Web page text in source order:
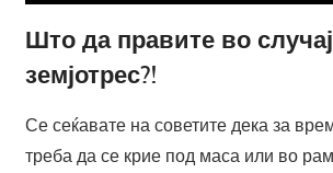
Што да правите во
земјотрес?!
Се сеќавате на советите дека за
треба да се крие под маса или во